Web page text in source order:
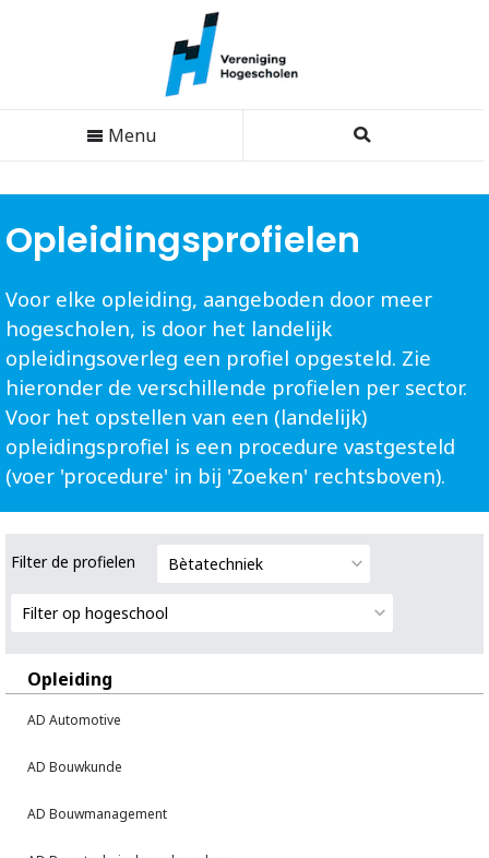
Menu
Opleidingsprofielen
Voor elke opleiding, aangeboden door meer
hogescholen, is door het landelijk
opleidingsoverleg een profiel opgesteld. Zie
hieronder de verschillende profielen per sector.
Voor het opstellen van een (landelijk)
opleidingsprofiel is een procedure vastgesteld
(voer 'procedure' in bij 'Zoeken' rechtsboven).
Filter de profielen Bètatechniek
Filter op hogeschool
Opleiding
AD Automotive
AD Bouwkunde
AD Bouwmanagement